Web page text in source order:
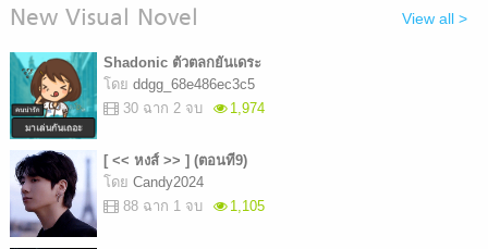
New Visual Novel View all >
Shadonic ตัวตลกยันเดระ
โดย ddgg_68e486ec3c5
30 ฉาก 2 จบ
1,974
[ << หงส์ >> ] (ตอนที9)
โดย Candy2024
88 ฉาก 1 จบ
1,105